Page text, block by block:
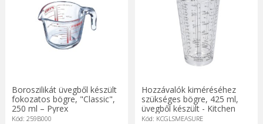
Boroszilikát üvegből készült
fokozatos bögre, "Classic",
250 ml – Pyrex
Kód: 259B000
Hozzávalók kiméréséhez
szükséges bögre, 425 ml,
üvegből készült - Kitchen
Craft gyártmánya
Kód: KCGLSMEASURE